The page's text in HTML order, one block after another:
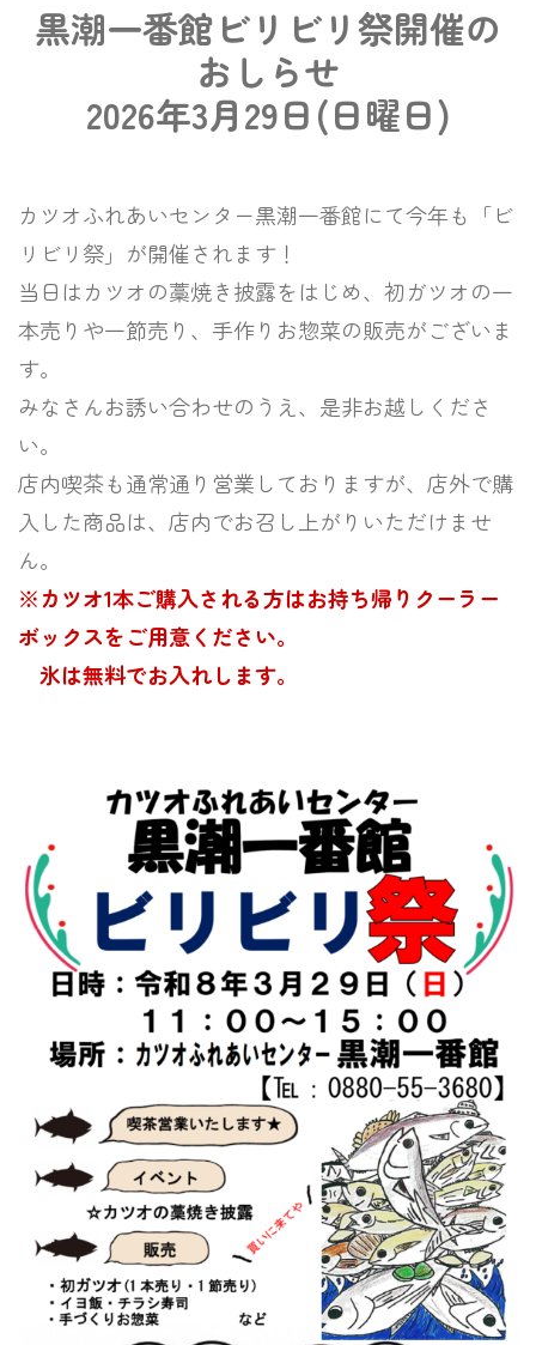
黒潮一番館ビリビリ祭開催の
おしらせ
2026年3月29日(日曜日)
カツオふれあいセンター黒潮一番館にて今年も「ビ
リビリ祭」が開催されます！
当日はカツオの藁焼き披露をはじめ、初ガツオの一
本売りや一節売り、手作りお惣菜の販売がございま
す。
みなさんお誘い合わせのうえ、是非お越しくださ
い。
店内喫茶も通常通り営業しておりますが、店外で購
入した商品は、店内でお召し上がりいただけませ
ん。
※カツオ1本ご購入される方はお持ち帰りクーラー
ボックスをご用意ください。
氷は無料でお入れします。